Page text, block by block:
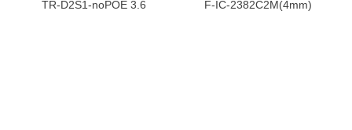
TR-D2S1-noPOE 3.6 F-IC-2382C2M(4mm)